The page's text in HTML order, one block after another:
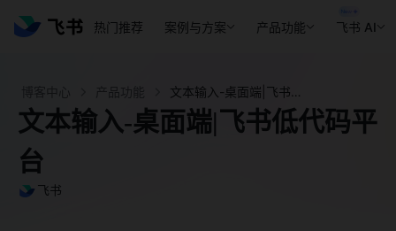
热门推荐 案例与方案 产品功能 飞书 AI
文本输入-桌面端|飞书低代码平
台
飞书